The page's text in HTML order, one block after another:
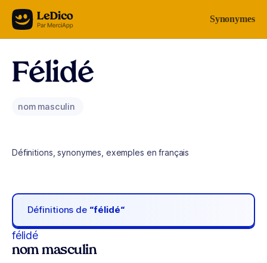
Aller au contenu Synonymes
Félidé
nom masculin
Définitions, synonymes, exemples en français
Définitions de “félidé“
félidé
nom masculin